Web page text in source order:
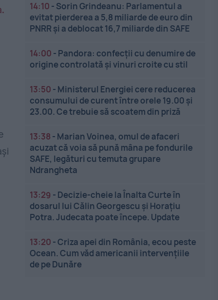
14:10 - Sorin Grindeanu: Parlamentul a
evitat pierderea a 5,8 miliarde de euro din
PNRR și a deblocat 16,7 miliarde din SAFE
14:00 - Pandora: confecții cu denumire de
origine controlată și vinuri croite cu stil
13:50 - Ministerul Energiei cere reducerea
consumului de curent între orele 19.00 și
23.00. Ce trebuie să scoatem din priză
13:38 - Marian Voinea, omul de afaceri
acuzat că voia să pună mâna pe fondurile
SAFE, legături cu temuta grupare
Ndrangheta
13:29 - Decizie-cheie la Înalta Curte în
dosarul lui Călin Georgescu și Horațiu
Potra. Judecata poate începe. Update
13:20 -Criza apei din România, ecou peste
Ocean. Cum văd americanii intervențiile
de pe Dunăre